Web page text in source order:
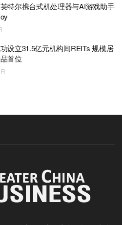
特尔携台式机处理器与AI游戏助手
设立31.5亿元机构间REITs 规模居
首位